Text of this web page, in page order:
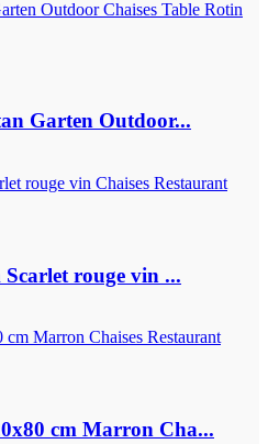
Garten Outdoor...
rouge vin ...
cm Marron Cha...